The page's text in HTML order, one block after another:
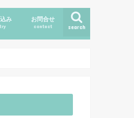
search
み お問合せ
contact